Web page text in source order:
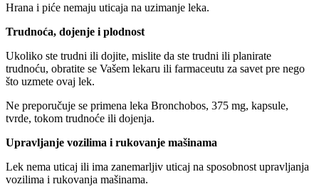
Hrana i piće nemaju uticaja na uzimanje leka.
Trudnoća, dojenje i plodnost
Ukoliko ste trudni ili dojite, mislite da ste trudni ili planirate
trudnoću, obratite se Vašem lekaru ili farmaceutu za savet pre nego
što uzmete ovaj lek.
Ne preporučuje se primena leka Bronchobos, 375 mg, kapsule,
tvrde, tokom trudnoće ili dojenja.
Upravljanje vozilima i rukovanje mašinama
Lek nema uticaj ili ima zanemarljiv uticaj na sposobnost upravljanja
vozilima i rukovanja mašinama.